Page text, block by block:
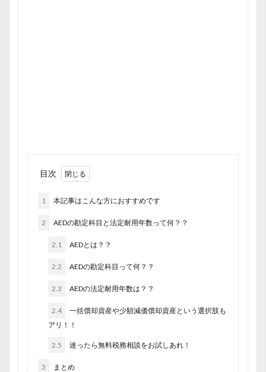
目次
1 本記事はこんな方におすすめです
2 AEDの勘定科目と法定耐用年数って何？？
2.1 AEDとは？？
2.2 AEDの勘定科目って何？？
2.3 AEDの法定耐用年数は？？
2.4
一括償却資産や少額減価償却資産という選択肢も
アリ！！
2.5 迷ったら無料税務相談をお試しあれ！
3 まとめ